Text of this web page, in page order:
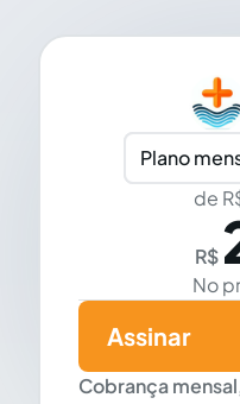
Plano
de
R$
No
Cobrança
Assinar